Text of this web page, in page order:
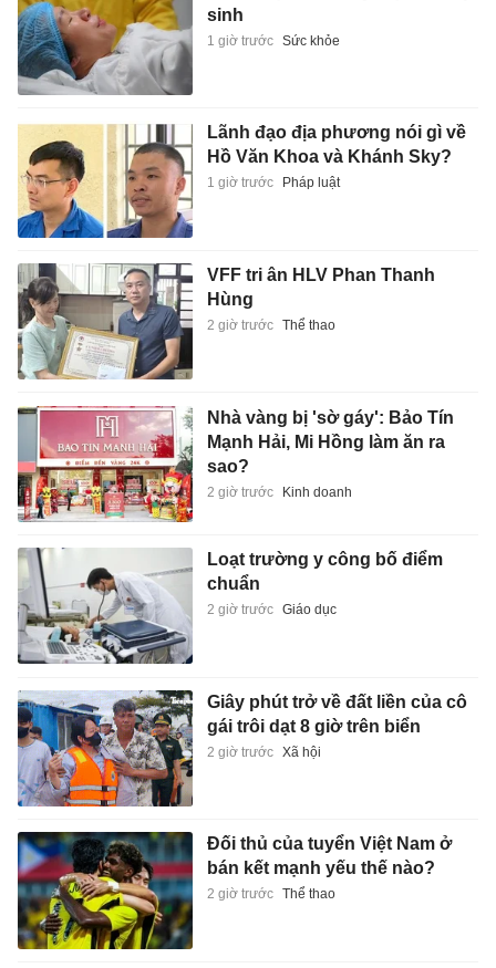
sinh
1 giờ trước Sức khỏe
Lãnh đạo địa phương nói gì về
Hồ Văn Khoa và Khánh Sky?
1 giờ trước Pháp luật
VFF tri ân HLV Phan Thanh
Hùng
2 giờ trước Thể thao
Nhà vàng bị 'sờ gáy': Bảo Tín
Mạnh Hải, Mi Hồng làm ăn ra
sao?
2 giờ trước Kinh doanh
Loạt trường y công bố điểm
chuẩn
2 giờ trước Giáo dục
Giây phút trở về đất liền của cô
gái trôi dạt 8 giờ trên biển
2 giờ trước Xã hội
Đối thủ của tuyển Việt Nam ở
bán kết mạnh yếu thế nào?
2 giờ trước Thể thao